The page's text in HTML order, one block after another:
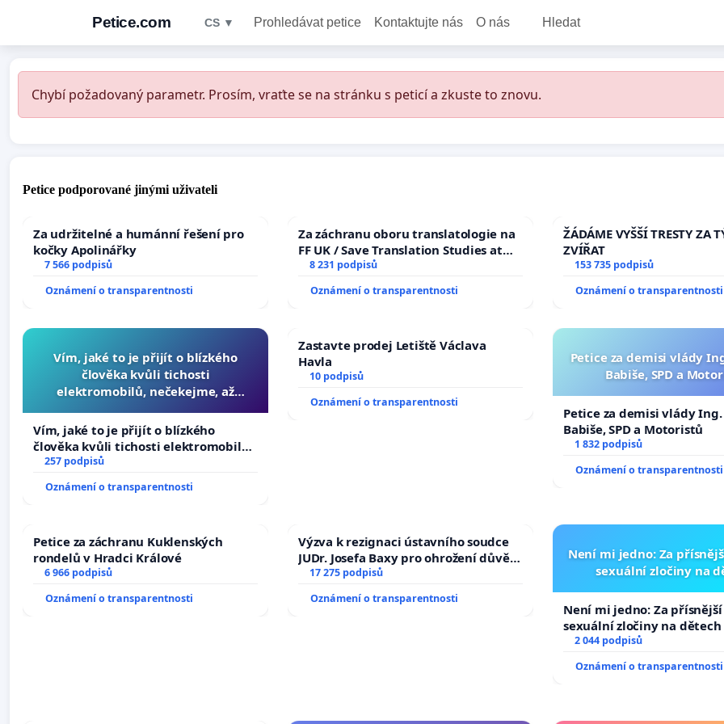
Petice.com CS ▼ Prohledávat petice Kontaktujte nás O nás Hledat
Chybí požadovaný parametr. Prosím, vraťte se na stránku s peticí a zkuste to znovu.
Petice podporované jinými uživateli
Za udržitelné a humánní řešení pro
kočky Apolinářky
7 566 podpisů
Oznámení o transparentnosti
Za záchranu oboru translatologie na
FF UK / Save Translation Studies at
the Faculty of Arts, Charles
University
8 231 podpisů
Oznámení o transparentnosti
ŽÁDÁME VYŠŠÍ TRESTY ZA
ZVÍŘAT
153 735 podpisů
Oznámení o transparentnosti
Vím, jaké to je přijít o blízkého
člověka kvůli tichosti
elektromobilů, nečekejme, až
auta!
Vím, jaké to je přijít o blízkého
člověka kvůli tichosti elektromobilů,
nečekejme, až přibydou další,
zaveďme slyšitelná auta!
257 podpisů
Oznámení o transparentnosti
Zastavte prodej Letiště Václava
Havla
10 podpisů
Oznámení o transparentnosti
Petice za demisi vlády
Babiše, SPD a
Petice za demisi vlády
Babiše, SPD a Motoristů
1 832 podpisů
Oznámení o transparentnosti
Petice za záchranu Kuklenských
rondelů v Hradci Králové
6 966 podpisů
Oznámení o transparentnosti
Výzva k rezignaci ústavního soudce
JUDr. Josefa Baxy pro ohrožení důvěry
ve spravedlivý proces
17 275 podpisů
Oznámení o transparentnosti
Není mi jedno: Za
sexuální zločiny na
Není mi jedno: Za
sexuální zločiny na dětech
2 044 podpisů
Oznámení o transparentnosti